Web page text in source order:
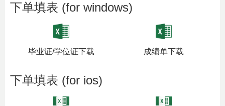
下单填表 (for windows)
毕业证/学位证下载 成绩单下载
下单填表 (for ios)